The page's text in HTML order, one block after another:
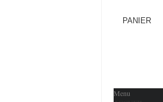
PANIER
Menu